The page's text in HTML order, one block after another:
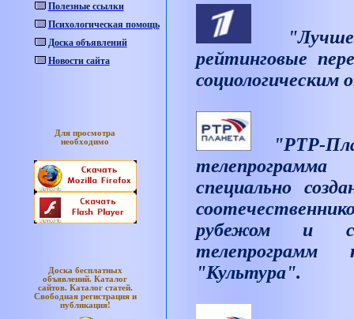
Полезные ссылки
Психологическая помощь
Доска объявлений
Новости сайта
Для просмотра
необходимо
Доска бесплатных
объявлений. Каталог
сайтов. Каталог статей.
Свободная регистрация и
публикация!
рейтинговые
социологическим
"РТР-
специально
рубежом и
"Культура".